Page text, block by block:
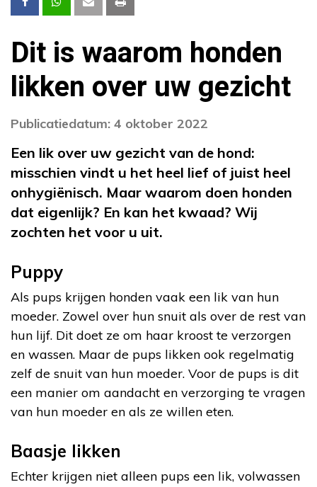
Dit is waarom honden
likken over uw gezicht
Publicatiedatum: 4 oktober 2022
Een lik over uw gezicht van de hond:
misschien vindt u het heel lief of juist heel
onhygiënisch. Maar waarom doen honden
dat eigenlijk? En kan het kwaad? Wij
zochten het voor u uit.
Puppy
Als pups krijgen honden vaak een lik van hun
moeder. Zowel over hun snuit als over de rest van
hun lijf. Dit doet ze om haar kroost te verzorgen
en wassen. Maar de pups likken ook regelmatig
zelf de snuit van hun moeder. Voor de pups is dit
een manier om aandacht en verzorging te vragen
van hun moeder en als ze willen eten.
Baasje likken
Echter krijgen niet alleen pups een lik, volwassen